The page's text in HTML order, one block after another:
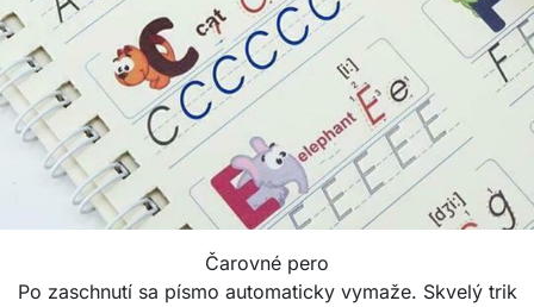
Čarovné pero
Po zaschnutí sa písmo automaticky vymaže. Skvelý trik